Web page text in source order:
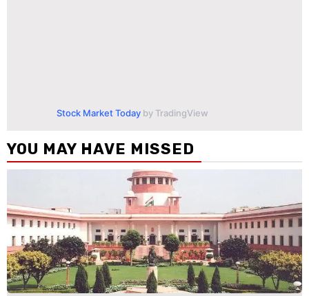
Stock Market Today by TradingView
YOU MAY HAVE MISSED